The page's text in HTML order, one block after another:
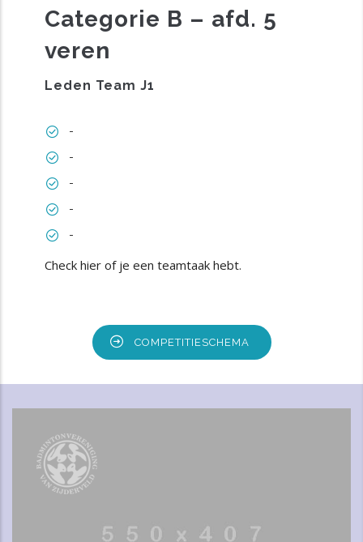
Categorie B – afd. 5
veren
Leden Team J1
-
-
-
-
-
Check hier of je een teamtaak hebt.
COMPETITIESCHEMA